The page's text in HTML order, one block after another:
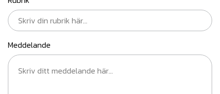
Meddelande